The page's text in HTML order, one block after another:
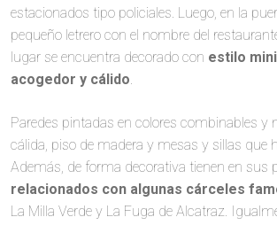
estacionados tipo policiales. Luego, en la
pequeño letrero con el nombre del restaurante
lugar se encuentra decorado con estilo
acogedor y cálido
Paredes pintadas en colores combinables y
cálida, piso de madera y mesas y sillas que
Además, de forma decorativa tienen en sus
relacionados con algunas cárceles
La Milla Verde y La Fuga de Alcatraz.